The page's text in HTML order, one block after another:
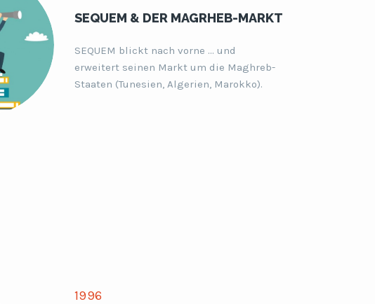
SEQUEM & DER MAGRHEB-MARKT
SEQUEM blickt nach vorne … und
erweitert seinen Markt um die Maghreb-
Staaten (Tunesien, Algerien, Marokko).
1996